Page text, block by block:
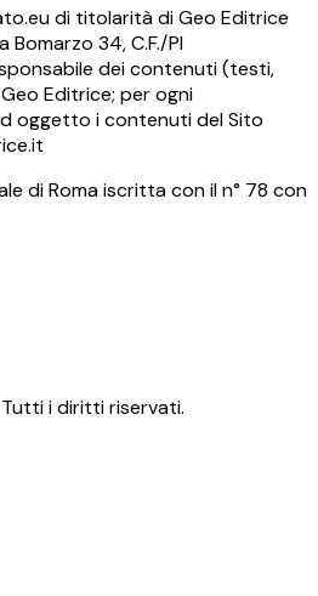
di titolarità di Geo Editrice
Bomarzo 34, C.F./PI
dei contenuti (testi,
Editrice; per ogni
oggetto i contenuti del Sito
di Roma iscritta con il n° 78 con
i diritti riservati.